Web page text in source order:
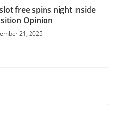
free spins night inside
Opinion
21, 2025